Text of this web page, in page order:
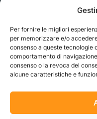
Per fornire le migliori
per memorizzare e/o
consenso a queste tecnologie
comportamento di
consenso o la revoca del
alcune caratteristiche e
ISCRIVITI
© 2026 MakerVerse